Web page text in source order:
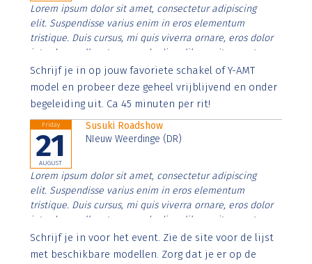
Lorem ipsum dolor sit amet, consectetur adipiscing
elit. Suspendisse varius enim in eros elementum
tristique. Duis cursus, mi quis viverra ornare, eros dolor
interdum nulla, ut commodo diam libero vitae erat.
Aenean faucibus nibh et justo cursus id rutrum lorem
imperdiet. Nunc ut sem vitae risus tristique posuere.
Schrijf je in op jouw favoriete schakel of Y-AMT
model en probeer deze geheel vrijblijvend en onder
begeleiding uit. Ca 45 minuten per rit!
Friday
21
AUGUST
Susuki Roadshow
NIeuw Weerdinge (DR)
Lorem ipsum dolor sit amet, consectetur adipiscing
elit. Suspendisse varius enim in eros elementum
tristique. Duis cursus, mi quis viverra ornare, eros dolor
interdum nulla, ut commodo diam libero vitae erat.
Aenean faucibus nibh et justo cursus id rutrum lorem
imperdiet. Nunc ut sem vitae risus tristique posuere.
Schrijf je in voor het event. Zie de site voor de lijst
met beschikbare modellen. Zorg dat je er op de